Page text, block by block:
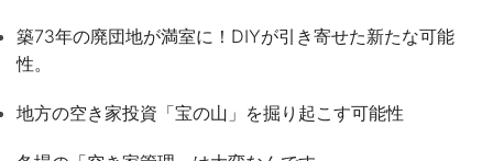
築73年の廃団地が満室に！DIYが引き寄せた新たな可能
性。
地方の空き家投資「宝の山」を掘り起こす可能性